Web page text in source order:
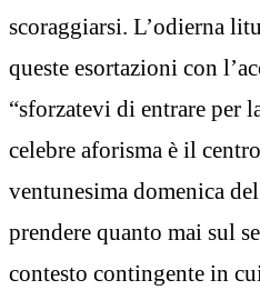
scoraggiarsi. L’odierna
queste esortazioni con
“sforzatevi di entrare per
celebre aforisma è il
ventunesima domenica
prendere quanto mai sul
contesto contingente in